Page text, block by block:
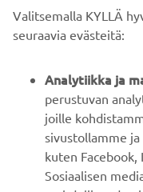
YAMAHA
ASIAKASTUKI
UUTISKIRJE
Ole ensimmäinen, joka
erikoistapahtumista,
Analytiikka ja
sivustollamme ja
kuten Facebook,
Sosiaalisen
mahdollisuuden
(esim.
sosiaalisessa